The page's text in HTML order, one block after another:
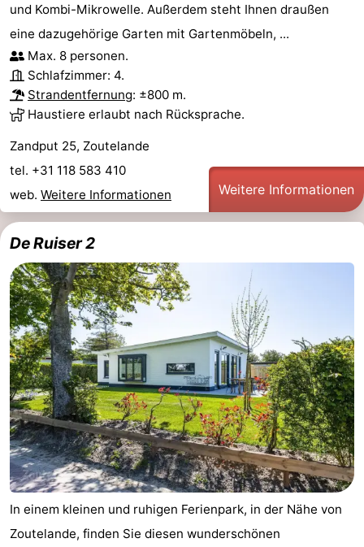
Actief
Praktisch
Forum
Route
-
Parken
Reisebuchshop
Medizin
Adressen
Region
Zeeland
Schouwen-
Duiveland
-
Renesse
-
Brouwershaven
-
Bruinisse
-
Zierikzee
-
Natur
-
und Kombi-Mikrowelle. Außerdem steht Ihnen draußen
eine dazugehörige Garten mit Gartenmöbeln, ...
Max. 8 personen.
Schlafzimmer: 4.
Strandentfernung: ±800 m.
Haustiere erlaubt nach Rücksprache.
Zandput 25, Zoutelande
tel. +31 118 583 410
web. Weitere Informationen Weitere Informationen
De Ruiser 2
In einem kleinen und ruhigen Ferienpark, in der Nähe von
Zoutelande, finden Sie diesen wunderschönen